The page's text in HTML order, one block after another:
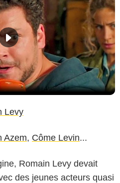
Levy
Azem, Côme Levin...
Romain Levy devait
des jeunes acteurs quasi